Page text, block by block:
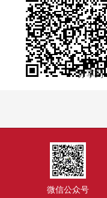
分享到:
微信公众号